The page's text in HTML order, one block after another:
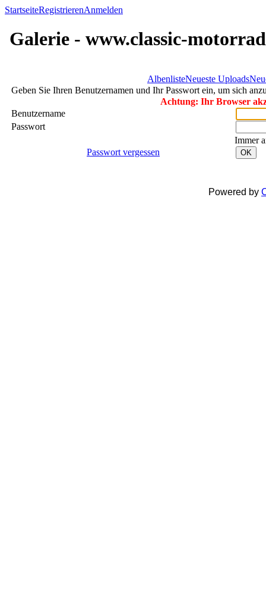
StartseiteRegistrierenAnmelden
Galerie - www.classic-
AlbenlisteNeueste Uploads
Geben Sie Ihren Benutzernamen und Ihr Passwort ein, um sich
Achtung: Ihr Browser
Benutzername
Passwort
Immer
Passwort vergessen
OK
Powered by